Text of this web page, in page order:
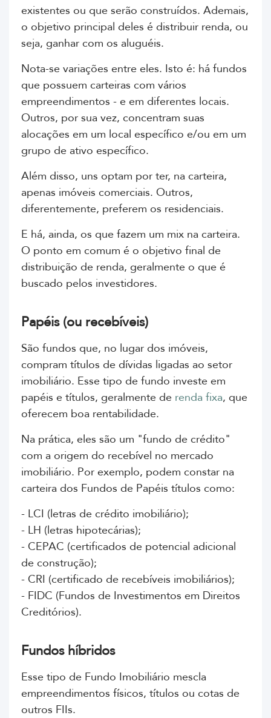
existentes ou que serão construídos. Ademais,
o objetivo principal deles é distribuir renda, ou
seja, ganhar com os aluguéis.
Nota-se variações entre eles. Isto é: há fundos
que possuem carteiras com vários
empreendimentos - e em diferentes locais.
Outros, por sua vez, concentram suas
alocações em um local específico e/ou em um
grupo de ativo específico.
Além disso, uns optam por ter, na carteira,
apenas imóveis comerciais. Outros,
diferentemente, preferem os residenciais.
E há, ainda, os que fazem um mix na carteira.
O ponto em comum é o objetivo final de
distribuição de renda, geralmente o que é
buscado pelos investidores.
Papéis (ou recebíveis)
São fundos que, no lugar dos imóveis,
compram títulos de dívidas ligadas ao setor
imobiliário. Esse tipo de fundo investe em
papéis e títulos, geralmente de renda fixa, que
oferecem boa rentabilidade.
Na prática, eles são um "fundo de crédito"
com a origem do recebível no mercado
imobiliário. Por exemplo, podem constar na
carteira dos Fundos de Papéis títulos como:
- LCI (letras de crédito imobiliário);
- LH (letras hipotecárias);
- CEPAC (certificados de potencial adicional
de construção);
- CRI (certificado de recebíveis imobiliários);
- FIDC (Fundos de Investimentos em Direitos
Creditórios).
Fundos híbridos
Esse tipo de Fundo Imobiliário mescla
empreendimentos físicos, títulos ou cotas de
outros FIIs.